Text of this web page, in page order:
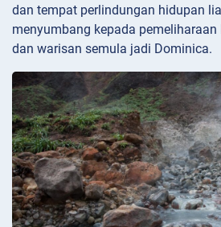
dan tempat perlindungan hidupan
menyumbang kepada
dan warisan semula jadi Dominica.